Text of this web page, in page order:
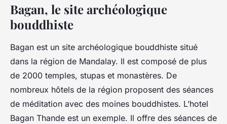
Bagan, le site archéologique
bouddhiste
Bagan est un site archéologique bouddhiste situé
dans la région de Mandalay. Il est composé de plus
de 2000 temples, stupas et monastères. De
nombreux hôtels de la région proposent des séances
de méditation avec des moines bouddhistes. L’hotel
Bagan Thande est un exemple. Il offre des séances de